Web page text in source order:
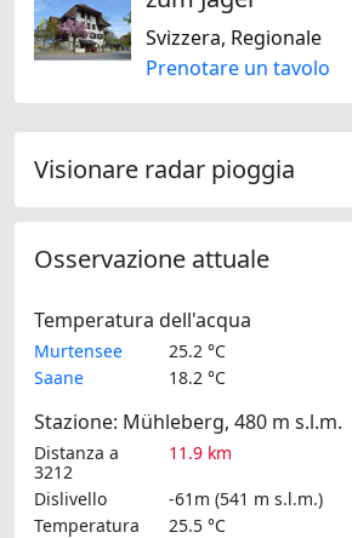
Svizzera, Regionale
Prenotare un tavolo
Visionare radar pioggia
Osservazione attuale
Temperatura dell'acqua
Murtensee
25.2 °C
Saane
18.2 °C
Stazione: Mühleberg, 480 m s.l.m.
Distanza a
3212
11.9 km
Dislivello
-61m (541 m s.l.m.)
Temperatura
25.5 °C